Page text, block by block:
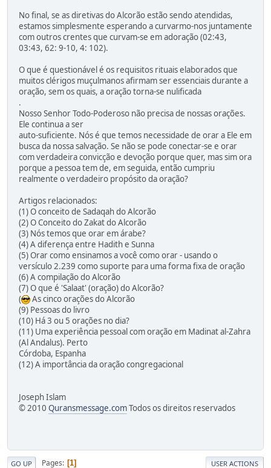
No final, se as diretivas do Alcorão estão sendo atendidas,
estamos simplesmente esperando a curvarmo-nos juntamente
com outros crentes que curvam-se em adoração (02:43,
03:43, 62: 9-10, 4: 102).
O que é questionável é os requisitos rituais elaborados que
muitos clérigos muçulmanos afirmam ser essenciais durante a
oração, sem os quais, a oração torna-se nulificada
.
Nosso Senhor Todo-Poderoso não precisa de nossas orações.
Ele continua a ser
auto-suficiente. Nós é que temos necessidade de orar a Ele em
busca da nossa salvação. Se não se pode conectar-se e orar
com verdadeira convicção e devoção porque quer, mas sim ora
porque a pessoa tem de, em seguida, então cumpriu
realmente o verdadeiro propósito da oração?
Artigos relacionados:
(1) O conceito de Sadaqah do Alcorão
(2) O Conceito do Zakat do Alcorão
(3) Nós temos que orar em árabe?
(4) A diferença entre Hadith e Sunna
(5) Orar como ensinamos a você como orar - usando o
versículo 2.239 como suporte para uma forma fixa de oração
(6) A compilação do Alcorão
(7) O que é 'Salaat' (oração) do Alcorão?
(
As cinco orações do Alcorão
(9) Pessoas do livro
(10) Há 3 ou 5 orações no dia?
(11) Uma experiência pessoal com oração em Madinat al-Zahra
(Al Andalus). Perto
Córdoba, Espanha
(12) A importância da oração congregacional
Joseph Islam
© 2010 Quransmessage.comTodos os direitos reservados
GO UP Pages 1 USER ACTIONS